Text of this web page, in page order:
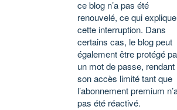
ce blog n’a pas été
renouvelé, ce qui explique
cette interruption. Dans
certains cas, le blog peut
également être protégé
un mot de passe, rendant
son accès limité tant que
l’abonnement premium
pas été réactivé.